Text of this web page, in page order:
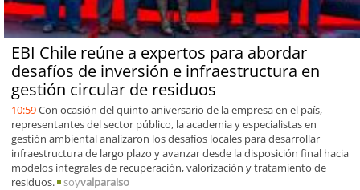
EBI Chile reúne a expertos para abordar
desafíos de inversión e infraestructura en
gestión circular de residuos
10:59Con ocasión del quinto aniversario de la empresa en el país,
representantes del sector público, la academia y especialistas en
gestión ambiental analizaron los desafíos locales para desarrollar
infraestructura de largo plazo y avanzar desde la disposición final hacia
modelos integrales de recuperación, valorización y tratamiento de
residuos.
soyvalparaiso